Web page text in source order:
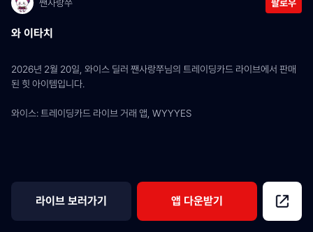
짼사랑쭈 팔로우
와 이타치
2026년 2월 20일, 와이스 딜러 짼사랑쭈님의 트레이딩카드 라이브에서 판매
된 힛 아이템입니다.
와이스: 트레이딩카드 라이브 거래 앱, WYYYES
라이브 보러가기 앱 다운받기